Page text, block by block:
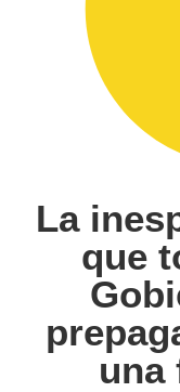
La
que
una